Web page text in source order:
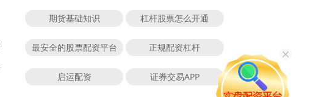
期货基础知识 杠杆股票怎么开通
最安全的股票配资平台 正规配资杠杆
启运配资 证券交易APP